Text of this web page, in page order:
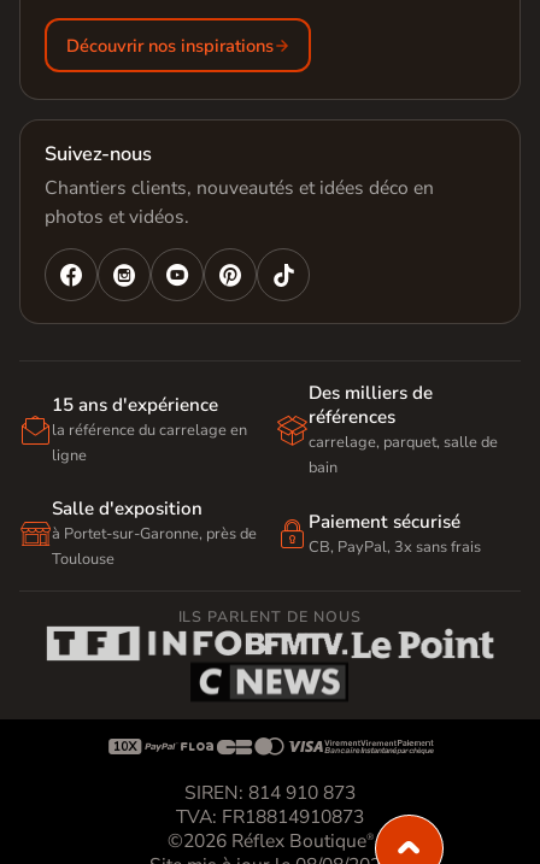
Découvrir nos inspirations
Suivez-nous
Chantiers clients, nouveautés et idées déco en
photos et vidéos.
   

15 ans d'expérience
la référence du carrelage en
ligne

Des milliers de
références
carrelage, parquet, salle de
bain

Salle d'exposition
à Portet-sur-Garonne, près de
Toulouse
 Paiement sécurisé
CB, PayPal, 3x sans frais
ILS PARLENT DE NOUS

SIREN: 814 910 873
TVA: FR18814910873
©2026 Réflex Boutique®